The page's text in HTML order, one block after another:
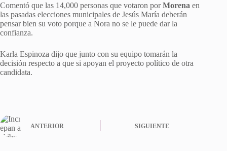
Comentó que las 14,000 personas que votaron porMorena en
las pasadas elecciones municipales de Jesús María deberán
pensar bien su voto porque a Nora no se le puede dar la
confianza.
Karla Espinoza dijo que junto con su equipo tomarán la
decisión respecto a que si apoyan el proyecto político de otra
candidata.
ANTERIOR SIGUIENTE